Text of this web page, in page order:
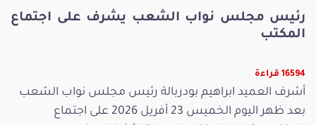
رئيس مجلس نواب الشعب يشرف على اجتماع
المكتب
16594 قراءة
أشرف العميد ابراهيم بودربالة رئيس مجلس نواب الشعب
بعد ظهر اليوم الخميس 23 أفريل 2026 على اجتماع